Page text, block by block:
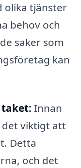
olika tjänster
behov och
saker som
kan
Innan
viktigt att
Detta
och det